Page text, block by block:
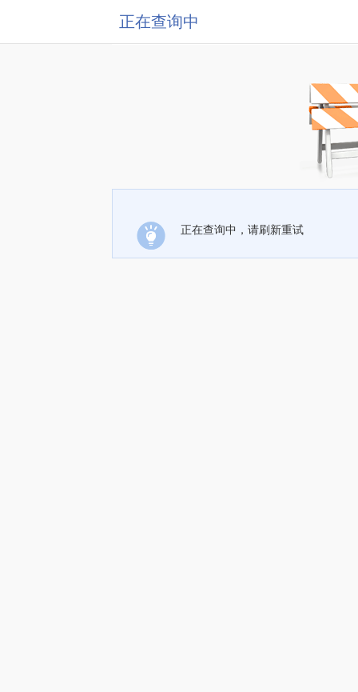
正在查询中
正在查询中，请刷新重试